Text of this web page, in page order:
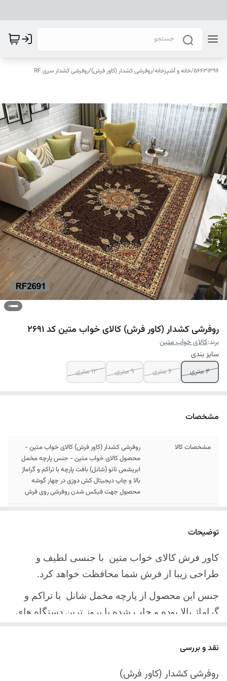
56631396
/خانه و آشپزخانه/روفرشی کشدار (کاور فرش)/روفرشی کشدار سری RF
روفرشی کشدار (کاور فرش) کالای خواب متین کد 2691
برند:کالای خواب متین
سایز بندی
4 متری
6 متری 9 متری 12 متری
مشخصات
مشخصات کالا
روفرشی کشدار (کاور فرش) کالای خواب متین -
محصول کالای خواب متین - جنس پارچه مخمل
ابریشمی نانو (شانل) بافت پارچه با تراکم و گراماژ
بالا و چاپ دیجیتال کش دوزی در چهار گوشه
محصول جهت فیکس شدن روفرشی روی فرش
ارسال کالا
آینده
توضیحات
کاور فرش کالای خواب متین با جنسی لطیف و
طراحی زیبا از فرش شما محافظت خواهد کرد.
جنس این محصول از پارچه مخمل شانل با تراکم و
گراماژ بالا بوده و چاپ شده با بروز ترین دستگاه های
چهار گوشه این محصول با کش باکیفیت دوخته‌شده
نقد و بررسی
روفرشی کشدار (کاور فرش)